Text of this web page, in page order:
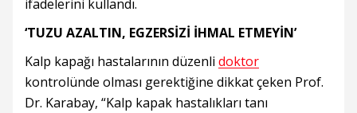
ifadelerini kullandı.
‘TUZU AZALTIN, EGZERSİZİ İHMAL ETMEYİN’
Kalp kapağı hastalarının düzenli doktor
kontrolünde olması gerektiğine dikkat çeken Prof.
Dr. Karabay, “Kalp kapak hastalıkları tanı